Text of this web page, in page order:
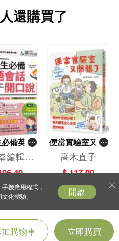
購物車 立即購買
還購買了
備英語
口說
編輯團
隊
便當實驗室又開
張了——日日和
特別日的菜單挑
戰記
高木直子
$ 117.00
機應用程式，
化體驗。
開啟